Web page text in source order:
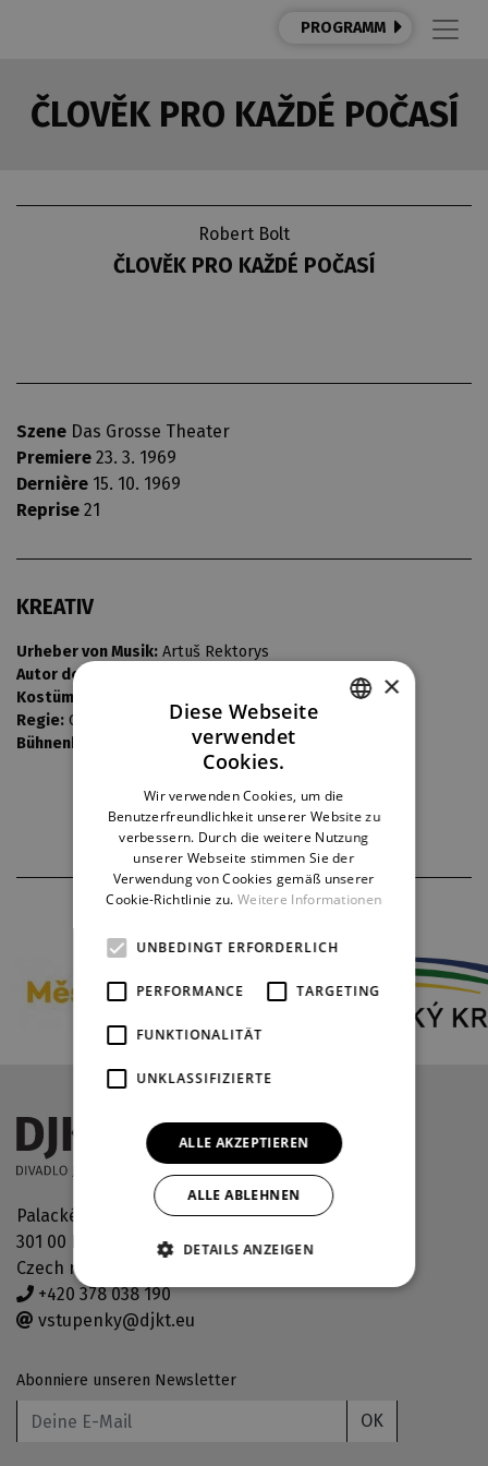
PROGRAMM
ČLOVĚK PRO KAŽDÉ POČASÍ
Robert Bolt
ČLOVĚK PRO KAŽDÉ POČASÍ
Szene Das Grosse Theater
Premiere 23. 3. 1969
Dernière 15. 10. 1969
Reprise 21
KREATIV
Urheber von Musik: Artuš Rektorys
Autor der Übersetzung:
Kostüme:
Regie: Oto Ševčík
Bühnenbild:
Vladimír Heller
THEATERPARTNER
Palackého náměstí 30
301 00 Plzeň
Czech republic
+420 378 038 190
vstupenky@djkt.eu
Abonniere unseren Newsletter
OK
GERMAN
×
Diese Webseite
verwendet
Cookies.
Wir verwenden Cookies, um die
Benutzerfreundlichkeit unserer Website zu
verbessern. Durch die weitere Nutzung
unserer Webseite stimmen Sie der
Verwendung von Cookies gemäß unserer
Cookie-Richtlinie zu. Weitere Informationen
UNBEDINGT ERFORDERLICH
PERFORMANCE TARGETING
FUNKTIONALITÄT
UNKLASSIFIZIERTE
ALLE AKZEPTIEREN
ALLE ABLEHNEN
DETAILS ANZEIGEN